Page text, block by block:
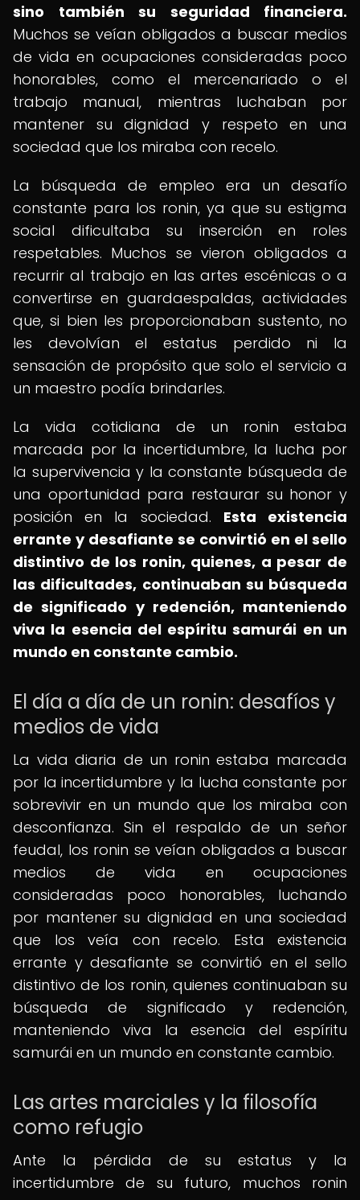
sino también su seguridad financiera.
Muchos se veían obligados a buscar medios
de vida en ocupaciones consideradas poco
honorables, como el mercenariado o el
trabajo manual, mientras luchaban por
mantener su dignidad y respeto en una
sociedad que los miraba con recelo.
La búsqueda de empleo era un desafío
constante para los ronin, ya que su estigma
social dificultaba su inserción en roles
respetables. Muchos se vieron obligados a
recurrir al trabajo en las artes escénicas o a
convertirse en guardaespaldas, actividades
que, si bien les proporcionaban sustento, no
les devolvían el estatus perdido ni la
sensación de propósito que solo el servicio a
un maestro podía brindarles.
La vida cotidiana de un ronin estaba
marcada por la incertidumbre, la lucha por
la supervivencia y la constante búsqueda de
una oportunidad para restaurar su honor y
posición en la sociedad. Esta existencia
errante y desafiante se convirtió en el sello
distintivo de los ronin, quienes, a pesar de
las dificultades, continuaban su búsqueda
de significado y redención, manteniendo
viva la esencia del espíritu samurái en un
mundo en constante cambio.
El día a día de un ronin: desafíos y
medios de vida
La vida diaria de un ronin estaba marcada
por la incertidumbre y la lucha constante por
sobrevivir en un mundo que los miraba con
desconfianza. Sin el respaldo de un señor
feudal, los ronin se veían obligados a buscar
medios de vida en ocupaciones
consideradas poco honorables, luchando
por mantener su dignidad en una sociedad
que los veía con recelo. Esta existencia
errante y desafiante se convirtió en el sello
distintivo de los ronin, quienes continuaban su
búsqueda de significado y redención,
manteniendo viva la esencia del espíritu
samurái en un mundo en constante cambio.
Las artes marciales y la filosofía
como refugio
Ante la pérdida de su estatus y la
incertidumbre de su futuro, muchos ronin